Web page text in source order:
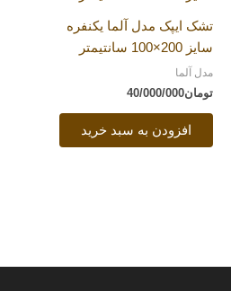
تشک ایپک مدل آلما یکنفره
سایز 200×100 سانتیمتر
مدل آلما
تومان40/000/000
افزودن به سبد خرید